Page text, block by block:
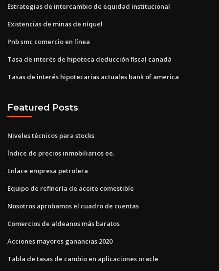
Estrategias de intercambio de equidad institucional
Existencias de minas de níquel
Pnb smc comercio en línea
Tasa de interés de hipoteca deducción fiscal canadá
Tasas de interés hipotecarias actuales bank of america
Featured Posts
Niveles técnicos para stocks
Índice de precios inmobiliarios ee.
Enlace empresa petrolera
Equipo de refinería de aceite comestible
Nosotros aprobamos el cuadro de cuentas
Comercios de aldeanos más baratos
Acciones mayores ganancias 2020
Tabla de tasas de cambio en aplicaciones oracle